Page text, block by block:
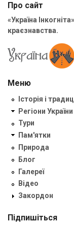
Про сайт
«Україна
краєзнавства.
Меню
Історія і
Регіони України
Тури
Пам'ятки
Природа
Блог
Галереї
Відео
Закордон
Підпишіться